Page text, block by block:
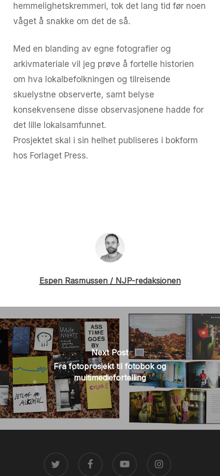
hemmelighetskremmeri, tok det lang tid før noen
våget å snakke om det de så.
Med en blanding av egne fotografier og
arkivmateriale vil jeg prøve å fortelle historien
om hva lokalbefolkningen og tilreisende
skuelystne observerte, samt belyse
konsekvensene disse observasjonene hadde for
det lille lokalsamfunnet.
Prosjektet skal i sin helhet publiseres i bokform
hos Forlaget Press.
Espen Rasmussen / NJP-redaksjonen
Next Post
Fra fotoprosjekt til fotobok og
multimediefortelling
FACEBOOK